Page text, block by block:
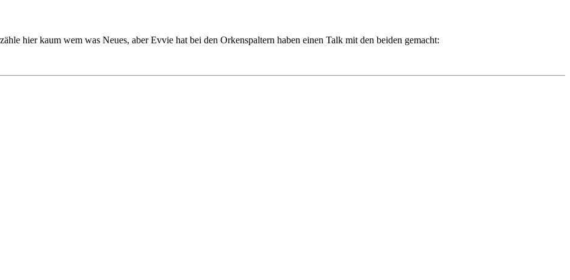
hier kaum wem was Neues, aber Evvie hat bei den Orkenspaltern haben einen Talk mit den beiden gemacht: